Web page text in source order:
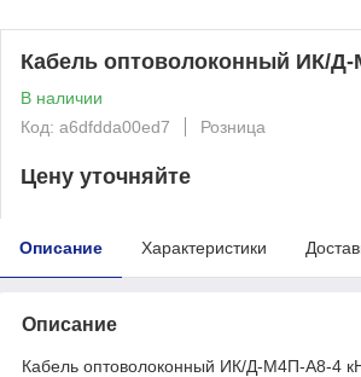
Кабель оптоволоконный ИК/
В наличии
Код: a6dfdda00ed7
Розница
Цену уточняйте
Описание Характеристики
Описание
Кабель оптоволоконный ИК/Д-М4П-А8-4